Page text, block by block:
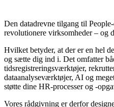
Den datadrevne tilgang til
revolutionere virksomheder – og
Hvilket betyder, at der er en hel
og sætte dig ind i. Det omfatter
tidsregistreringsværktøjer,
dataanalyseværktøjer, AI og
støtte dine HR-processer og -
Vores rådgivning er derfor